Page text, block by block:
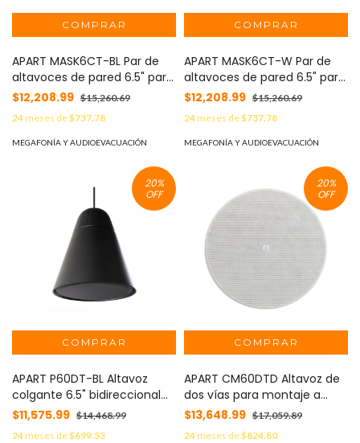
APART MASK6CT-BL Par de
altavoces de pared 6.5" para
linea de 70 Volts, color negro
$12,208.99 $15,260.69
24meses de$737.78
MEGAFONÍA Y AUDIOEVACUACIÓN
APART MASK6CT-W Par de
altavoces de pared 6.5" para
linea de 70/100 Volts, color
$12,208.99 $15,260.69
24meses de$737.78
MEGAFONÍA Y AUDIOEVACUACIÓN
20%
OFF
APART P60DT-BL Altavoz
colgante 6.5" bidireccional
para linea de 70/100 volts
color negro
$11,575.99 $14,468.99
24meses de$699.53
20%
OFF
APART CM60DTD Altavoz de
dos vías para montaje a
techo a linea de 70/100 volts
$13,648.99 $17,059.89
24meses de$824.80